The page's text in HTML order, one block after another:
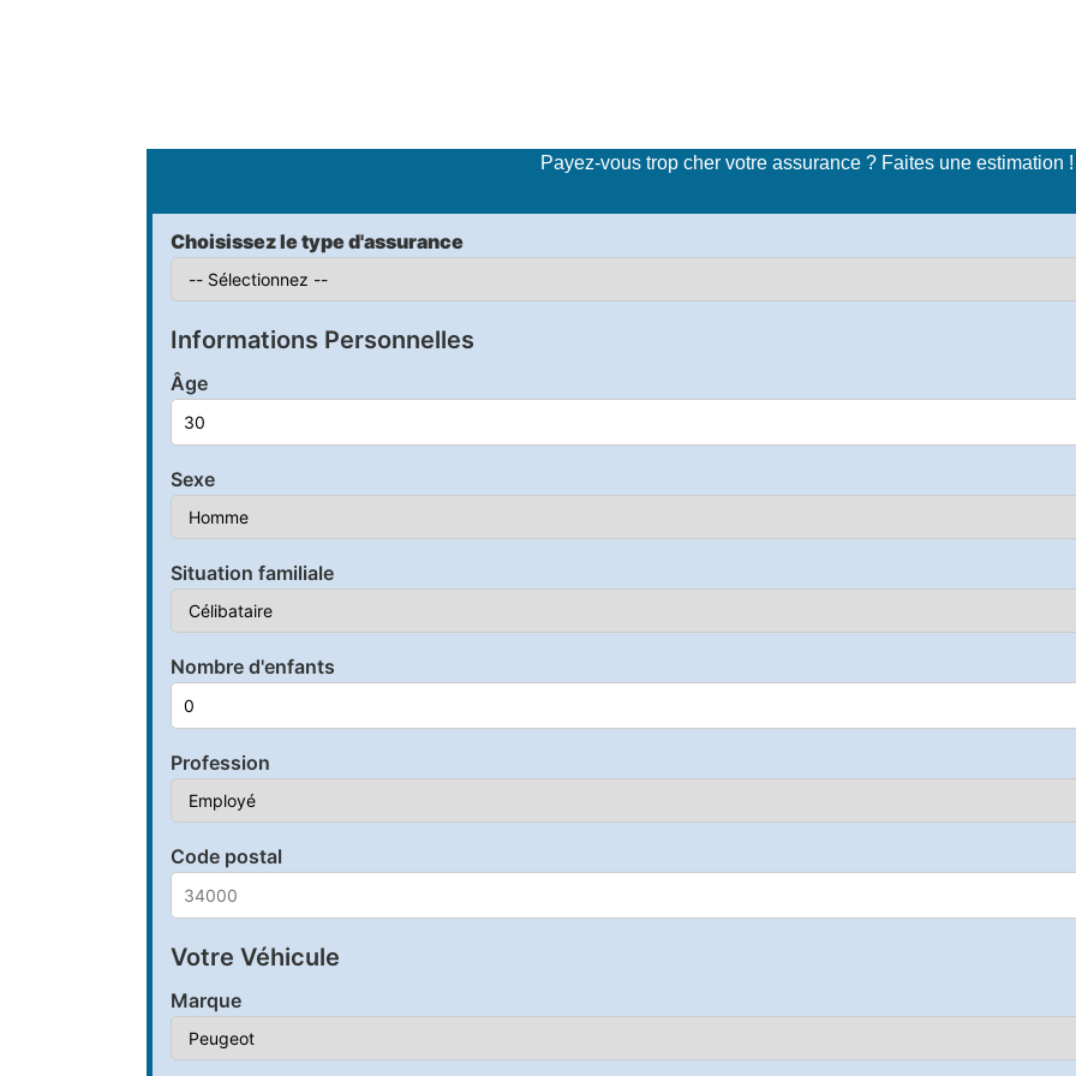
Payez-vous trop cher votre assurance ? Faites une estimation !
Choisissez le type d'assurance
Informations Personnelles
Âge
Sexe
Situation familiale
Nombre d'enfants
Profession
Code postal
Votre Véhicule
Marque